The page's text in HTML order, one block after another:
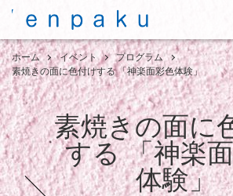
ホーム イベント
プログラム
素焼きの面に色付けする 「神楽面彩色体験」
素焼きの面に
する 「神楽
体験」